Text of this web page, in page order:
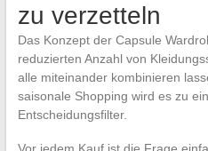
zu verzetteln
Das Konzept der Capsule
reduzierten Anzahl von
alle miteinander kombinieren
saisonale Shopping wird es zu
Entscheidungsfilter.
Vor jedem Kauf ist die Frage